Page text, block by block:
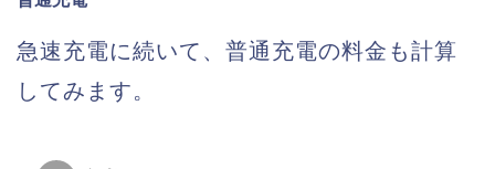
急速充電に続いて、普通充電の料金も計算
してみます。